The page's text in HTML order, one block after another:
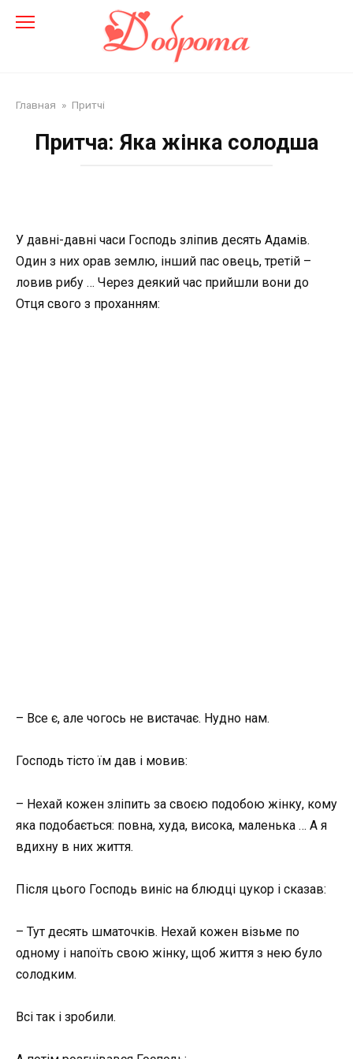
Главная » Притчі
Притча: Яка жінка солодша
У давні-давні часи Господь зліпив десять Адамiв.
Один з них орав землю, інший пас овець, третій –
ловив рибу … Через деякий час прийшли вони до
Отця свого з проханням:
– Все є, але чогось не вистачає. Нудно нам.
Господь тісто їм дав і мовив:
– Нехай кожен зліпить за своєю подобою жінку, кому
яка подобається: повна, худа, висока, маленька … А я
вдихну в них життя.
Після цього Господь виніс на блюдці цукор і сказав:
– Тут десять шматочків. Нехай кожен візьме по
одному і напоїть свою жінку, щоб життя з нею було
солодким.
Всі так і зробили.